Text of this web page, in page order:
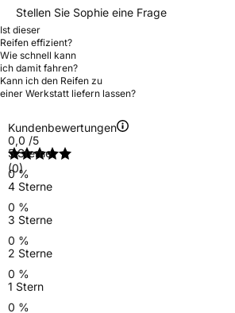
Stellen Sie Sophie eine Frage
Ist dieser
Reifen effizient?
Wie schnell kann
ich damit fahren?
Kann ich den Reifen zu
einer Werkstatt liefern lassen?
Kundenbewertungen
0,0 /5
(0)
5 Sterne
0 %
4 Sterne
0 %
3 Sterne
0 %
2 Sterne
0 %
1 Stern
0 %